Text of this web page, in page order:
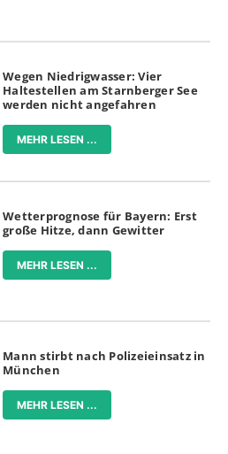
Wegen Niedrigwasser: Vier
Haltestellen am Starnberger See
werden nicht angefahren
MEHR LESEN ...
Wetterprognose für Bayern: Erst
große Hitze, dann Gewitter
MEHR LESEN ...
Mann stirbt nach Polizeieinsatz in
München
MEHR LESEN ...